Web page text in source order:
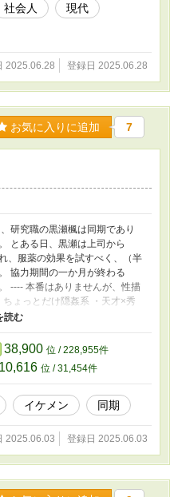
社会人
現代
2025.06.28 登録日 2025.06.28
お気に入りに追加 7
研究職の黒瀬楓は同期であり
とある日、黒瀬は上司から
、服薬の効果を試すべく、（半
協力期間の一か月が終わる
---- 本番はありませんが、性描
ょっとだけ隠姦系 ・天才×秀
にも同じものがありま
38,900 位 / 228,955件
10,616 位 / 31,454件
イケメン 同期
2025.06.03 登録日 2025.06.03